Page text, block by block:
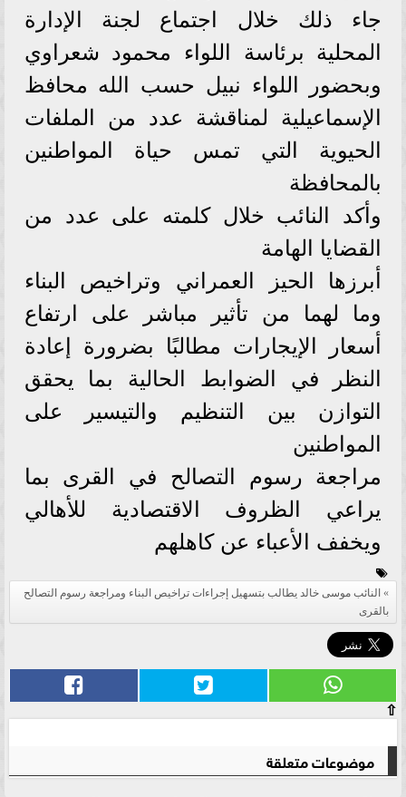
جاء ذلك خلال اجتماع لجنة الإدارة
المحلية برئاسة اللواء محمود شعراوي
وبحضور اللواء نبيل حسب الله محافظ
الإسماعيلية لمناقشة عدد من الملفات
الحيوية التي تمس حياة المواطنين
بالمحافظة
وأكد النائب خلال كلمته على عدد من
القضايا الهامة
أبرزها الحيز العمراني وتراخيص البناء
وما لهما من تأثير مباشر على ارتفاع
أسعار الإيجارات مطالبًا بضرورة إعادة
النظر في الضوابط الحالية بما يحقق
التوازن بين التنظيم والتيسير على
المواطنين
مراجعة رسوم التصالح في القرى بما
يراعي الظروف الاقتصادية للأهالي
ويخفف الأعباء عن كاهلهم
النائب موسى خالد يطالب بتسهيل إجراءات تراخيص البناء ومراجعة رسوم التصالح
بالقرى
⇧
موضوعات متعلقة